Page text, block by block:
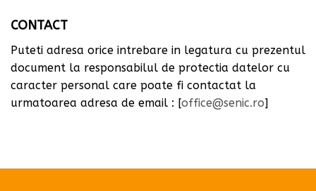
CONTACT
Puteti adresa orice intrebare in legatura cu prezentul
document la responsabilul de protectia datelor cu
caracter personal care poate fi contactat la
urmatoarea adresa de email : [office@senic.ro]